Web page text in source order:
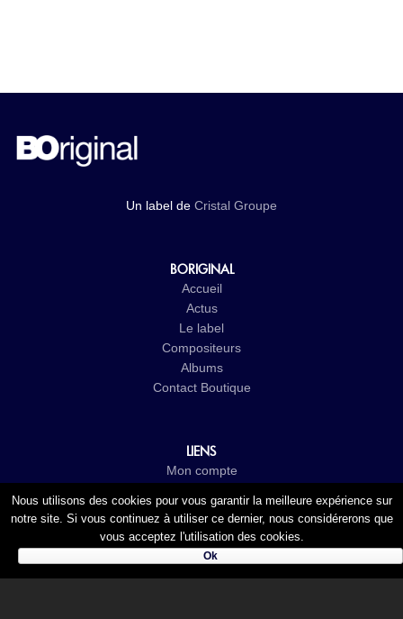
Un label de Cristal Groupe
BORIGINAL
Accueil
Actus
Le label
Compositeurs
Albums
Contact Boutique
LIENS
Mon compte
Mentions légales
Politique de confidentialité
Nous utilisons des cookies pour vous garantir la meilleure expérience sur
notre site. Si vous continuez à utiliser ce dernier, nous considérerons que
vous acceptez l'utilisation des cookies.
Ok